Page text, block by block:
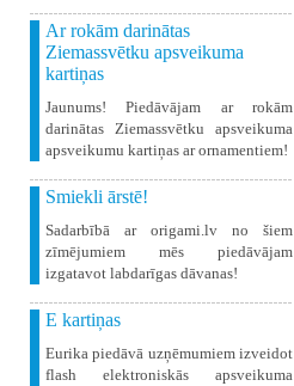
Ar rokām darinātas
Ziemassvētku apsveikuma
kartiņas
Jaunums! Piedāvājam ar rokām
darinātas Ziemassvētku apsveikuma
apsveikumu kartiņas ar ornamentiem!
Smiekli ārstē!
Sadarbībā ar origami.lv no šiem
zīmējumiem mēs piedāvājam
izgatavot labdarīgas dāvanas!
E kartiņas
Eurika piedāvā uzņēmumiem izveidot
flash elektroniskās apsveikuma